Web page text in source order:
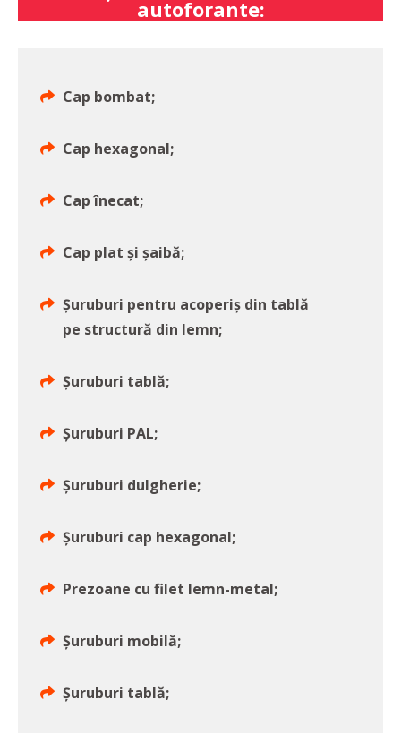
autoforante:
Cap bombat;
Cap hexagonal;
Cap înecat;
Cap plat și șaibă;
Șuruburi pentru acoperiș din tablă
pe structură din lemn;
Șuruburi tablă;
Șuruburi PAL;
Șuruburi dulgherie;
Șuruburi cap hexagonal;
Prezoane cu filet lemn-metal;
Șuruburi mobilă;
Șuruburi tablă;